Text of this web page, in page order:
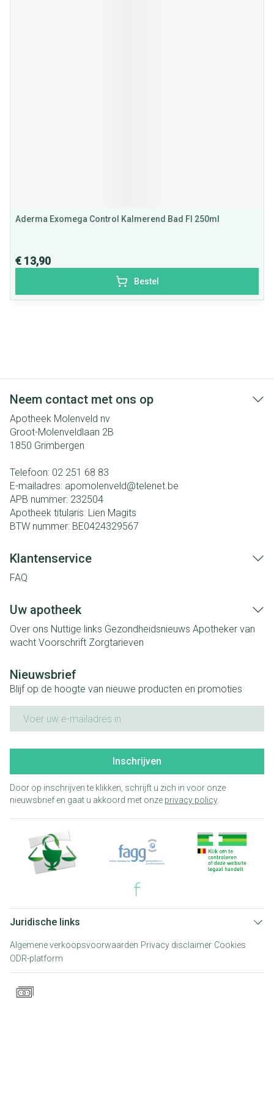
Aderma Exomega Control Kalmerend Bad Fl 250ml
€ 13,90
Bestel
Neem contact met ons op
Apotheek Molenveld nv
Groot-Molenveldlaan 2B
1850 Grimbergen
Telefoon: 02 251 68 83
E-mailadres: apomolenveld@telenet.be
APB nummer: 232504
Apotheek titularis: Lien Magits
BTW nummer: BE0424329567
Klantenservice
FAQ
Uw apotheek
Over ons Nuttige links Gezondheidsnieuws Apotheker van
wacht Voorschrift Zorgtarieven
Nieuwsbrief
Blijf op de hoogte van nieuwe producten en promoties
Inschrijven
Door op inschrijven te klikken, schrijft u zich in voor onze
nieuwsbrief en gaat u akkoord met onze privacy policy.
Juridische links
Algemene verkoopsvoorwaarden Privacy disclaimer Cookies
ODR-platform